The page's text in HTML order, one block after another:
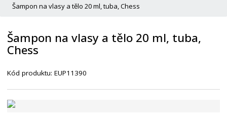
a
o
í
s
r
Šampon na vlasy a tělo 20 ml, tuba, Chess
Šampon na vlasy a tělo 20 ml, tuba,
Chess
Kód produktu:EUP11390